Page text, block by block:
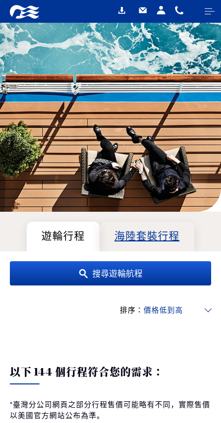
遊輪行程 海陸套裝行程
搜尋遊輪航程
排序：
以下 144 個行程符合您的需求：
*臺灣分公司網頁之部分行程售價可能略有不同，實際售價
以美國官方網站公布為準。